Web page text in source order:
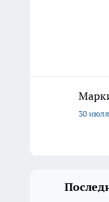
30 июля